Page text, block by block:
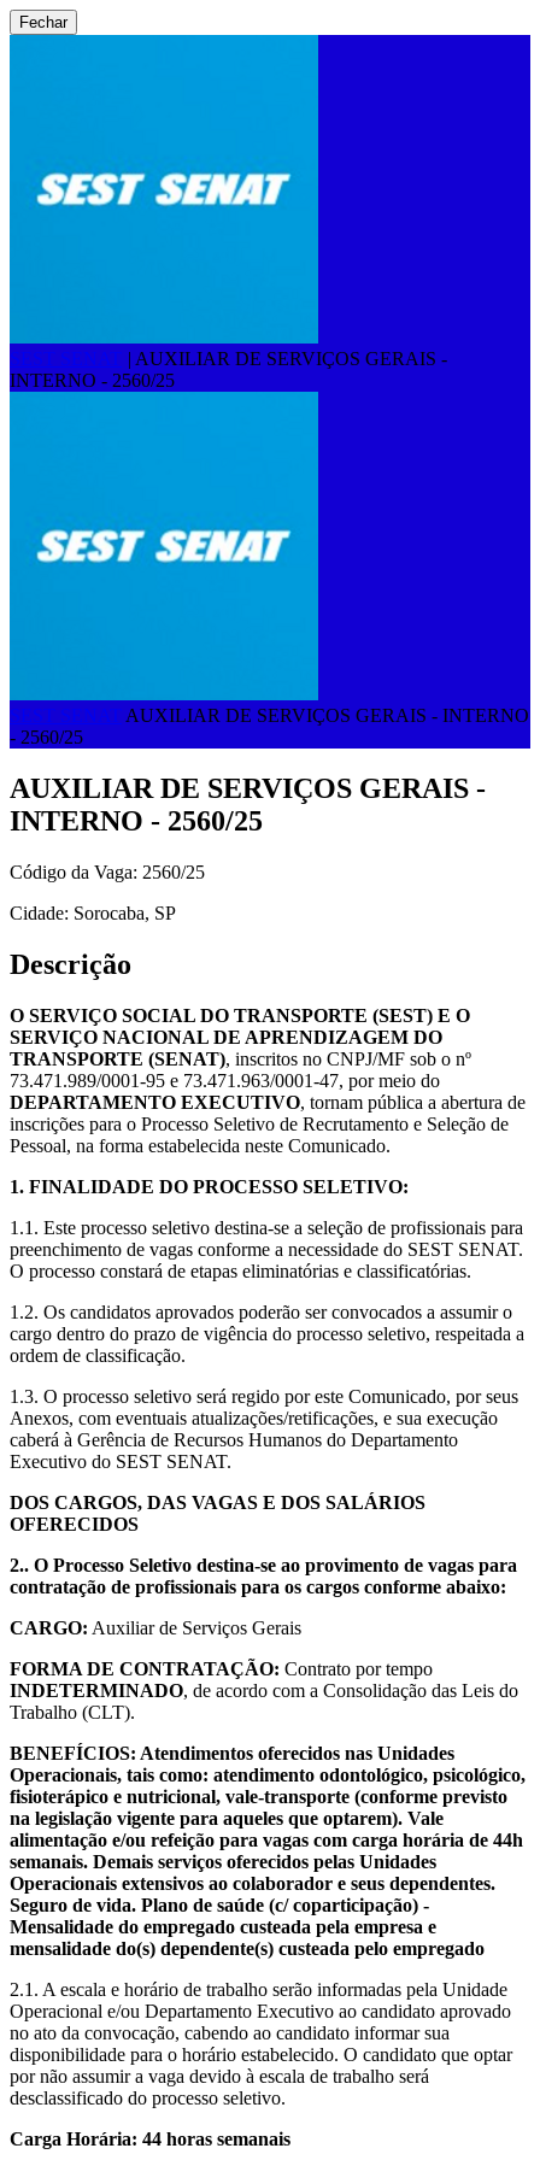
Fechar
SEST SENAT | AUXILIAR DE SERVIÇOS GERAIS -
INTERNO - 2560/25
SEST SENAT AUXILIAR DE SERVIÇOS GERAIS - INTERNO
- 2560/25
AUXILIAR DE SERVIÇOS GERAIS -
INTERNO - 2560/25
Código da Vaga: 2560/25
Cidade: Sorocaba, SP
Descrição
O SERVIÇO SOCIAL DO TRANSPORTE (SEST) E O
SERVIÇO NACIONAL DE APRENDIZAGEM DO
TRANSPORTE (SENAT), inscritos no CNPJ/MF sob o nº
73.471.989/0001-95 e 73.471.963/0001-47, por meio do
DEPARTAMENTO EXECUTIVO, tornam pública a abertura de
inscrições para o Processo Seletivo de Recrutamento e Seleção de
Pessoal, na forma estabelecida neste Comunicado.
1. FINALIDADE DO PROCESSO SELETIVO:
1.1. Este processo seletivo destina-se a seleção de profissionais para
preenchimento de vagas conforme a necessidade do SEST SENAT.
O processo constará de etapas eliminatórias e classificatórias.
1.2. Os candidatos aprovados poderão ser convocados a assumir o
cargo dentro do prazo de vigência do processo seletivo, respeitada a
ordem de classificação.
1.3. O processo seletivo será regido por este Comunicado, por seus
Anexos, com eventuais atualizações/retificações, e sua execução
caberá à Gerência de Recursos Humanos do Departamento
Executivo do SEST SENAT.
DOS CARGOS, DAS VAGAS E DOS SALÁRIOS
OFERECIDOS
2.. O Processo Seletivo destina-se ao provimento de vagas para
contratação de profissionais para os cargos conforme abaixo:
CARGO: Auxiliar de Serviços Gerais
FORMA DE CONTRATAÇÃO: Contrato por tempo
INDETERMINADO, de acordo com a Consolidação das Leis do
Trabalho (CLT).
BENEFÍCIOS: Atendimentos oferecidos nas Unidades
Operacionais, tais como: atendimento odontológico, psicológico,
fisioterápico e nutricional, vale-transporte (conforme previsto
na legislação vigente para aqueles que optarem). Vale
alimentação e/ou refeição para vagas com carga horária de 44h
semanais. Demais serviços oferecidos pelas Unidades
Operacionais extensivos ao colaborador e seus dependentes.
Seguro de vida. Plano de saúde (c/ coparticipação) -
Mensalidade do empregado custeada pela empresa e
mensalidade do(s) dependente(s) custeada pelo empregado
2.1. A escala e horário de trabalho serão informadas pela Unidade
Operacional e/ou Departamento Executivo ao candidato aprovado
no ato da convocação, cabendo ao candidato informar sua
disponibilidade para o horário estabelecido. O candidato que optar
por não assumir a vaga devido à escala de trabalho será
desclassificado do processo seletivo.
Carga Horária: 44 horas semanais